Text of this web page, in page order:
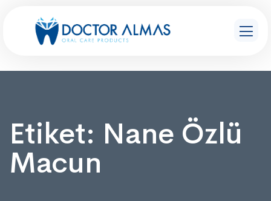
Etiket: Nane Özlü
Macun